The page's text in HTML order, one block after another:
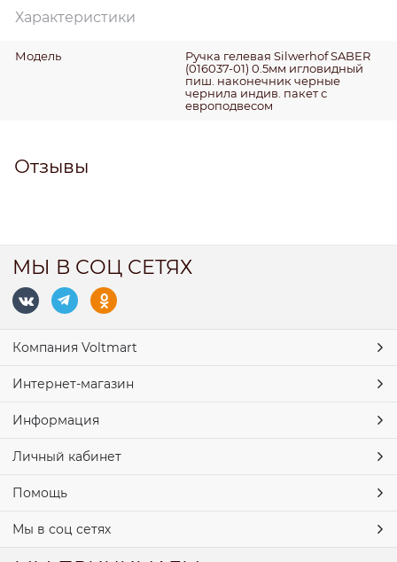
Характеристики
Модель
Ручка гелевая Silwerhof SABER
(016037-01) 0.5мм игловидный
пиш. наконечник черные
чернила индив. пакет с
европодвесом
Отзывы
МЫ В СОЦ СЕТЯХ
Компания Voltmart
Интернет-магазин
Информация
Личный кабинет
Помощь
Мы в соц сетях